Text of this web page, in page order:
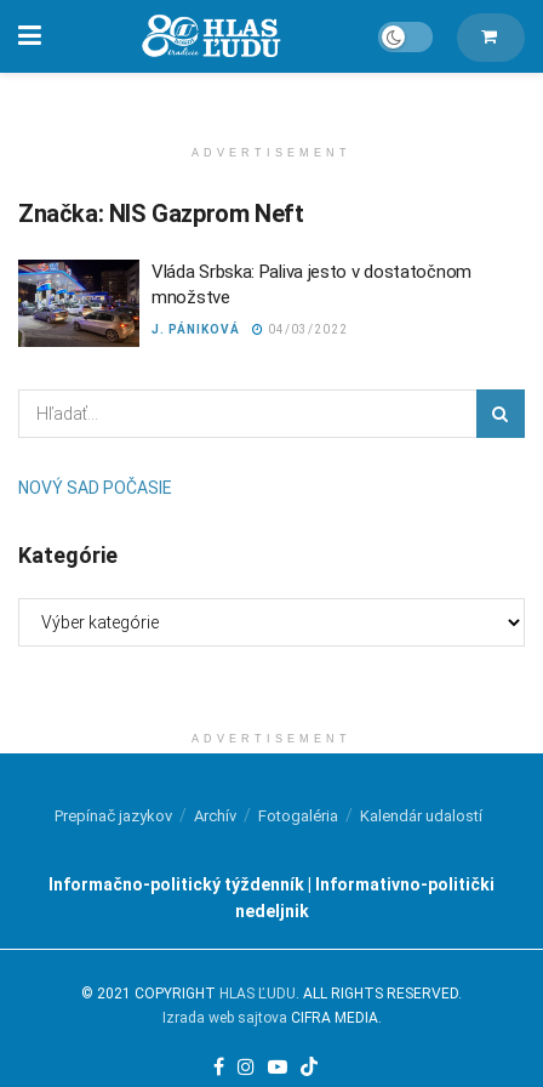
ADVERTISEMENT
Značka: NIS Gazprom Neft
Vláda Srbska: Paliva jesto v dostatočnom
množstve
J. PÁNIKOVÁ 04/03/2022
NOVÝ SAD POČASIE
Kategórie
ADVERTISEMENT
Prepínač jazykov Archív Fotogaléria Kalendár udalostí
Informačno-politický týždenník | Informativno-politički
nedeljnik
© 2021 COPYRIGHT HLAS ĽUDU . ALL RIGHTS RESERVED.
Izrada web sajtova CIFRA MEDIA.